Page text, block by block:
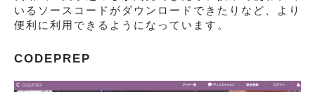
いるソースコードがダウンロードできたりなど、より
便利に利用できるようになっています。
CODEPREP